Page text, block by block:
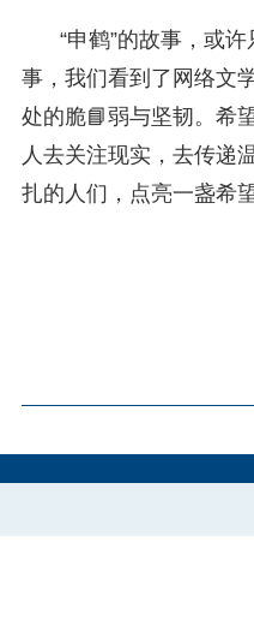
“申鹤”的故事，或
事，我们看到了网络文
处的脆📘弱与坚韧。希
人去关注现实，去传递
扎的人们，点亮一盏希